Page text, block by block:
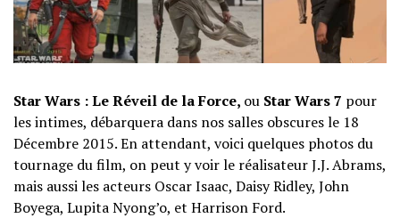
Star Wars : Le Réveil de la Force, ou Star Wars 7 pour
les intimes, débarquera dans nos salles obscures le 18
Décembre 2015. En attendant, voici quelques photos du
tournage du film, on peut y voir le réalisateur J.J. Abrams,
mais aussi les acteurs Oscar Isaac, Daisy Ridley, John
Boyega, Lupita Nyong’o, et Harrison Ford.